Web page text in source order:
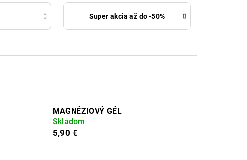
Super akcia až do -50%
MAGNÉZIOVÝ GÉL
Skladom
5,90 €